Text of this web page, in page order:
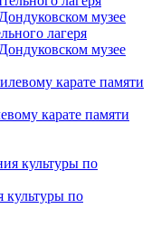
лагеря
музее
карате памяти
по